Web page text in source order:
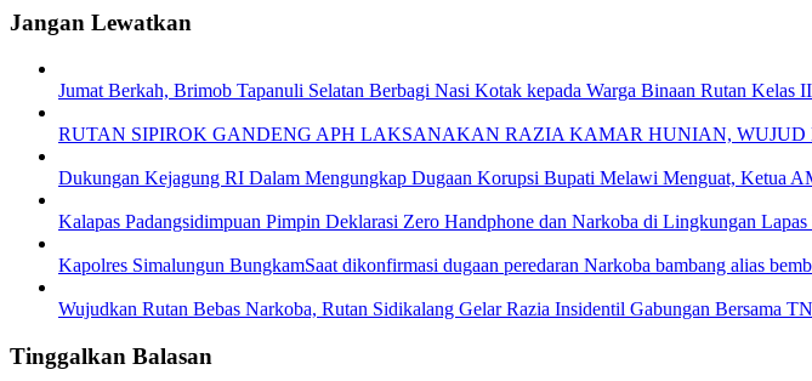
Jangan Lewatkan
Jumat Berkah, Brimob Tapanuli Selatan Berbagi Nasi Kotak kepada Warga Binaan Rutan Kelas
RUTAN SIPIROK GANDENG APH LAKSANAKAN RAZIA KAMAR HUNIAN,
Dukungan Kejagung RI Dalam Mengungkap Dugaan Korupsi Bupati Melawi Menguat, Ketua
Kalapas Padangsidimpuan Pimpin Deklarasi Zero Handphone dan Narkoba di Lingkungan Lapas
Kapolres Simalungun BungkamSaat dikonfirmasi dugaan peredaran Narkoba bambang alias
Wujudkan Rutan Bebas Narkoba, Rutan Sidikalang Gelar Razia Insidentil Gabungan Bersama
Tinggalkan Balasan